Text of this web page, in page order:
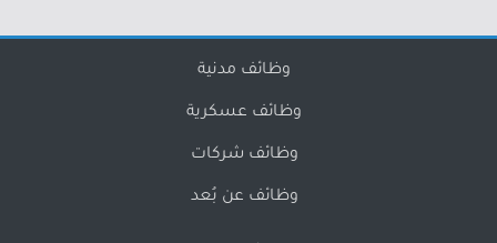
وظائف مدنية
وظائف عسكرية
وظائف شركات
وظائف عن بُعد